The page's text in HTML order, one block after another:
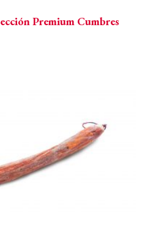
Premium Cumbres